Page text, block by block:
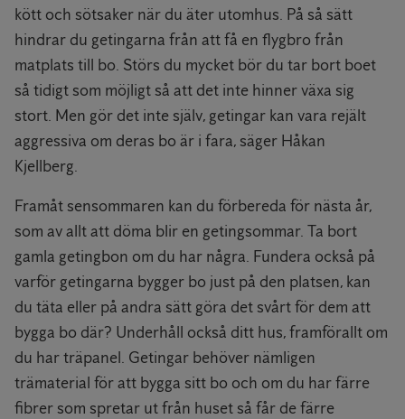
kött och sötsaker när du äter utomhus. På så sätt
hindrar du getingarna från att få en flygbro från
matplats till bo. Störs du mycket bör du tar bort boet
så tidigt som möjligt så att det inte hinner växa sig
stort. Men gör det inte själv, getingar kan vara rejält
aggressiva om deras bo är i fara, säger Håkan
Kjellberg.
Framåt sensommaren kan du förbereda för nästa år,
som av allt att döma blir en getingsommar. Ta bort
gamla getingbon om du har några. Fundera också på
varför getingarna bygger bo just på den platsen, kan
du täta eller på andra sätt göra det svårt för dem att
bygga bo där? Underhåll också ditt hus, framförallt om
du har träpanel. Getingar behöver nämligen
trämaterial för att bygga sitt bo och om du har färre
fibrer som spretar ut från huset så får de färre